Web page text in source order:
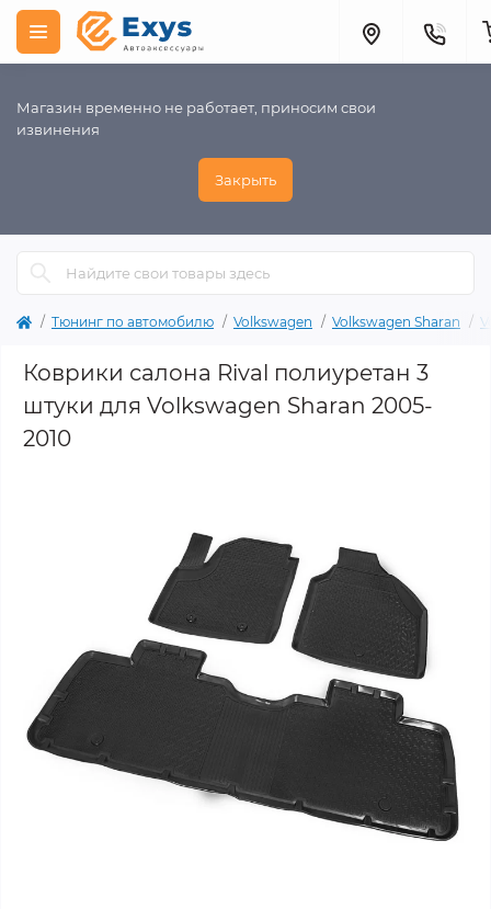
Магазин временно не работает, приносим свои
извинения
Закрыть
Тюнинг по автомобилю Volkswagen Volkswagen Sharan
Коврики салона Rival полиуретан 3
штуки для Volkswagen Sharan 2005-
2010